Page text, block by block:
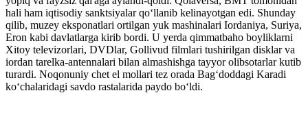
hali ham iqtisodiy sanktsiyalar qo‘llanib kelinayotgan edi. Shunday
qilib, muzey eksponatlari ortilgan yuk mashinalari Iordaniya, Suriya,
Eron kabi davlatlarga kirib bordi. U yerda qimmatbaho boyliklarni
Xitoy televizorlari, DVDlar, Gollivud filmlari tushirilgan disklar va
iordan tarelka-antennalari bilan almashishga tayyor olibsotarlar kutib
turardi. Noqonuniy chet el mollari tez orada Bag‘doddagi Karadi
ko‘chalaridagi savdo rastalarida paydo bo‘ldi.